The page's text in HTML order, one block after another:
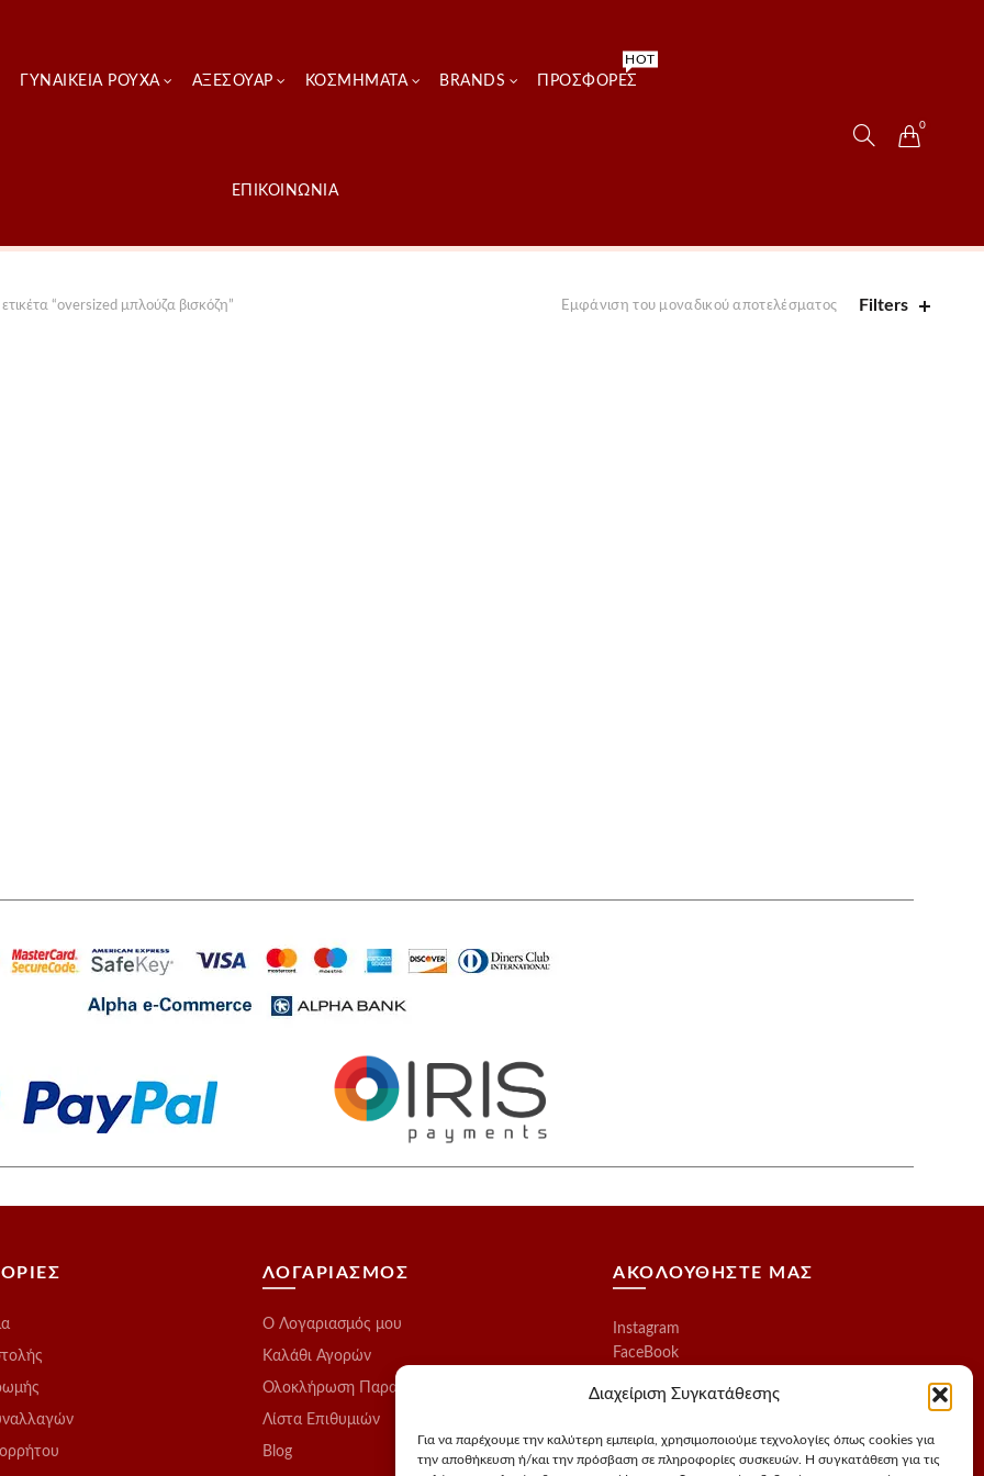
Διαχείριση Συγκατάθεσης
Για να παρέχουμε την καλύτερη εμπειρία, χρησιμοποιούμε τεχνολογίες όπως cookies για
την αποθήκευση ή/και την πρόσβαση σε πληροφορίες συσκευών. Η συγκατάθεση για τις
ΓΥΝΑΙΚΕΊΑ ΡΟΎΧΑ ΑΞΕΣΟΥΑΡ ΚΟΣΜΗΜΑΤΑ BRANDS ΠΡΟΣΦΟΡΈΣ
HOT
ΕΠΙΚΟΙΝΩΝΙΑ
0
“oversized μπλούζα βισκόζη” Εμφάνιση του μοναδικού αποτελέσματος Filters
ΛΟΓΑΡΙΑΣΜΟΣ
O Λογαριασμός μου
Καλάθι Αγορών
Ολοκλήρωση Παραγγελίας
Λίστα Επιθυμιών
Blog
ΑΚΟΛΟΥΘΗΣΤΕ ΜΑΣ
Instagram
FaceBook